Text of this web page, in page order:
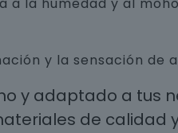
y la sensación de
y adaptado a tus
de calidad